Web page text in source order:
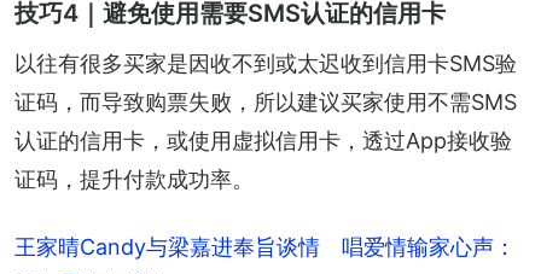
技巧4｜避免使用需要SMS认证的信用卡
以往有很多买家是因收不到或太迟收到信用卡SMS验
证码，而导致购票失败，所以建议买家使用不需SMS
认证的信用卡，或使用虚拟信用卡，透过App接收验
证码，提升付款成功率。
王家晴Candy与梁嘉进奉旨谈情 唱爱情输家心声：